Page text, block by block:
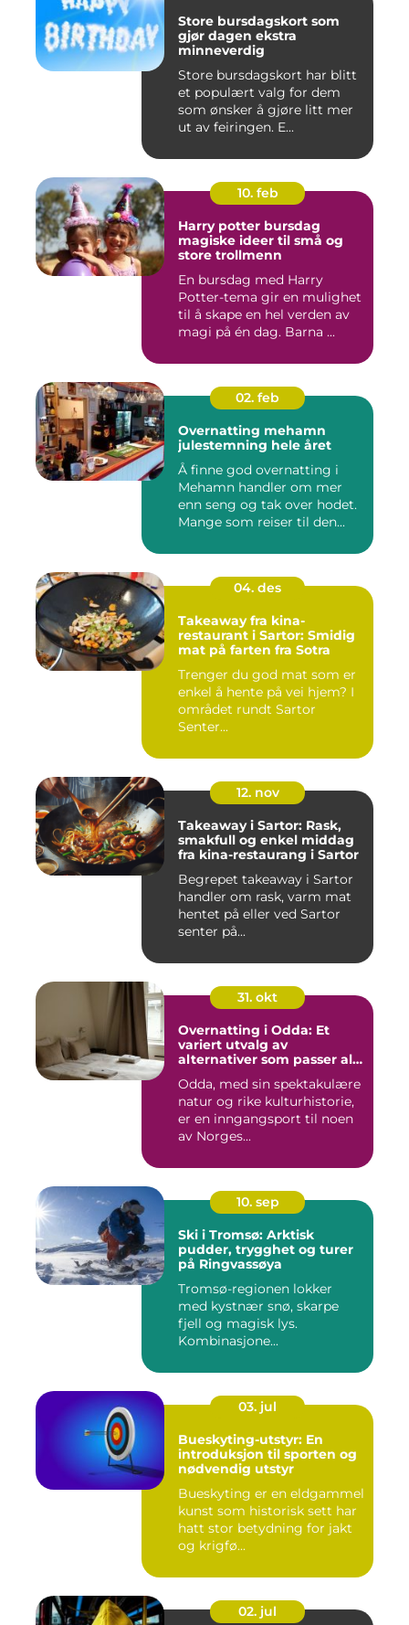
Store bursdagskort som
gjør dagen ekstra
minneverdig
Store bursdagskort har blitt
et populært valg for dem
som ønsker å gjøre litt mer
ut av feiringen. E...
10. feb
Harry potter bursdag
magiske ideer til små og
store trollmenn
En bursdag med Harry
Potter-tema gir en mulighet
til å skape en hel verden av
magi på én dag. Barna ...
02. feb
Overnatting mehamn
julestemning hele året
Å finne god overnatting i
Mehamn handler om mer
enn seng og tak over hodet.
Mange som reiser til den...
04. des
Takeaway fra kina-
restaurant i Sartor: Smidig
mat på farten fra Sotra
Trenger du god mat som er
enkel å hente på vei hjem? I
området rundt Sartor
Senter...
12. nov
Takeaway i Sartor: Rask,
smakfull og enkel middag
fra kina-restaurang i Sartor
Begrepet takeaway i Sartor
handler om rask, varm mat
hentet på eller ved Sartor
senter på...
31. okt
Overnatting i Odda: Et
variert utvalg av
alternativer som passer alle
Odda, med sin spektakulære
natur og rike kulturhistorie,
er en inngangsport til noen
av Norges...
10. sep
Ski i Tromsø: Arktisk
pudder, trygghet og turer
på Ringvassøya
Tromsø-regionen lokker
med kystnær snø, skarpe
fjell og magisk lys.
Kombinasjone...
03. jul
Bueskyting-utstyr: En
introduksjon til sporten og
nødvendig utstyr
Bueskyting er en eldgammel
kunst som historisk sett har
hatt stor betydning for jakt
og krigfø...
02. jul